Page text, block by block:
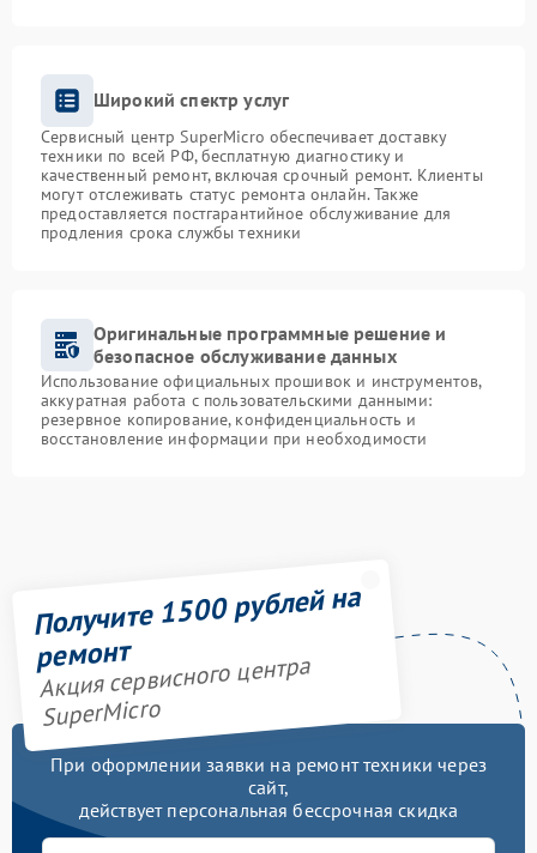
Широкий спектр услуг
Сервисный центр SuperMicro обеспечивает доставку
техники по всей РФ, бесплатную диагностику и
качественный ремонт, включая срочный ремонт. Клиенты
могут отслеживать статус ремонта онлайн. Также
предоставляется постгарантийное обслуживание для
продления срока службы техники
Оригинальные программные решение и
безопасное обслуживание данных
Использование официальных прошивок и инструментов,
аккуратная работа с пользовательскими данными:
резервное копирование, конфиденциальность и
восстановление информации при необходимости
Получите 1500 рублей на
ремонт
Акция сервисного центра
SuperMicro
При оформлении заявки на ремонт техники через
сайт,
действует персональная бессрочная скидка